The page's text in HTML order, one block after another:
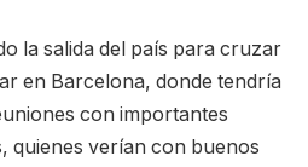
la salida del país para cruzar
en Barcelona, donde tendría
con importantes
quienes verían con buenos